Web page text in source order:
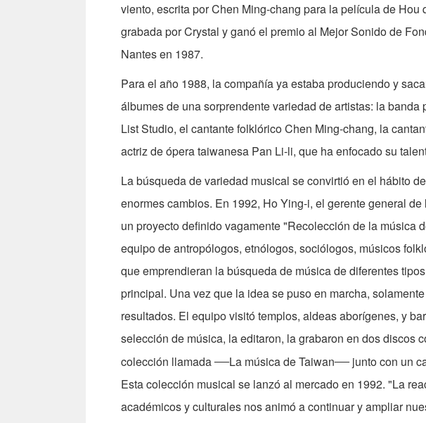
viento, escrita por Chen Ming-chang para la película de Hou
grabada por Crystal y ganó el premio al Mejor Sonido de
Nantes en 1987.
Para el año 1988, la compañía ya estaba produciendo y
álbumes de una sorprendente variedad de artistas: la
List Studio, el cantante folklórico Chen Ming-chang, la
actriz de ópera taiwanesa Pan Li-li, que ha enfocado su
La búsqueda de variedad musical se convirtió en el hábito
enormes cambios. En 1992, Ho Ying-i, el gerente general
un proyecto definido vagamente "Recolección de la música
equipo de antropólogos, etnólogos, sociólogos, músicos
que emprendieran la búsqueda de música de diferentes
principal. Una vez que la idea se puso en marcha,
resultados. El equipo visitó templos, aldeas aborígenes, y
selección de música, la editaron, la grabaron en dos discos
colección llamada—La música de Taiwan—junto con un
Esta colección musical se lanzó al mercado en 1992. "La
académicos y culturales nos animó a continuar y ampliar